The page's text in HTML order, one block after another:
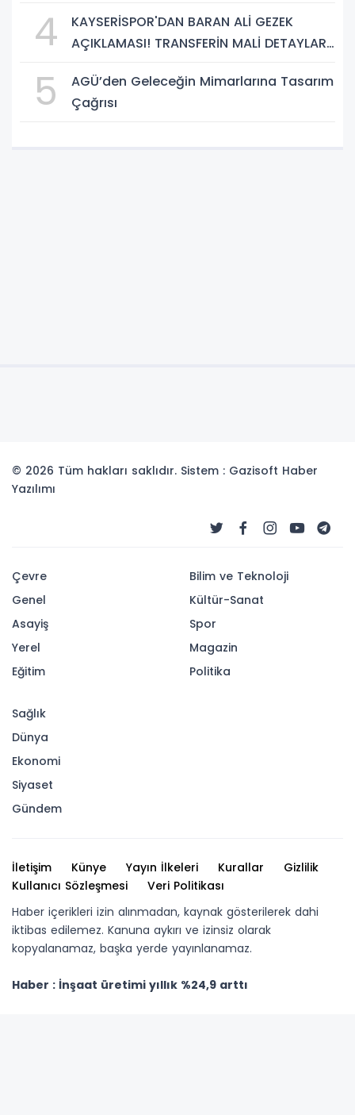
4
KAYSERİSPOR'DAN BARAN ALİ GEZEK
AÇIKLAMASI! TRANSFERİN MALİ DETAYLARI
5
AGÜ’den Geleceğin Mimarlarına Tasarım
Çağrısı
© 2026 Tüm hakları saklıdır. Sistem : Gazisoft Haber
Yazılımı
Çevre
Genel
Asayiş
Yerel
Eğitim
Bilim ve Teknoloji
Kültür-Sanat
Spor
Magazin
Politika
Sağlık
Dünya
Ekonomi
Siyaset
Gündem
İletişim Künye Yayın İlkeleri Kurallar
Gizlilik
Kullanıcı Sözleşmesi
Veri Politikası
Haber içerikleri izin alınmadan, kaynak gösterilerek dahi
iktibas edilemez. Kanuna aykırı ve izinsiz olarak
kopyalanamaz, başka yerde yayınlanamaz.
Haber : İnşaat üretimi yıllık %24,9 arttı